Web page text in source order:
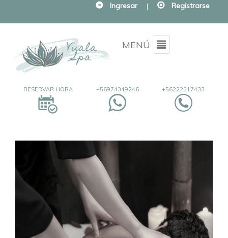
Ingresar | Registrarse
MENÚ Menu
+56222317433
+56974349246
RESERVAR HORA